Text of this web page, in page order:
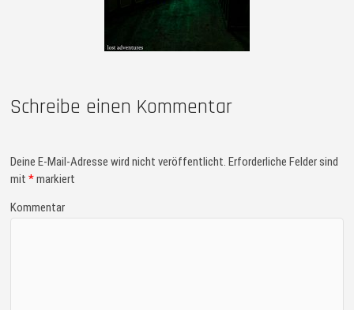
Schreibe einen Kommentar
Deine E-Mail-Adresse wird nicht veröffentlicht. Erforderliche Felder sind
mit*markiert
Kommentar